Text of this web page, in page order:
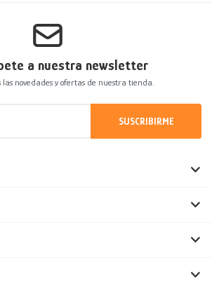
a nuestra newsletter
las novedades y ofertas de nuestra tienda.
SUSCRIBIRME